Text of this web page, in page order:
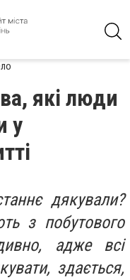
які люди
у
дякували?
з побутового
адже всі
здається,